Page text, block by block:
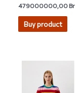
Rated
5.00
out of 5
479000000,00Br
Buy product